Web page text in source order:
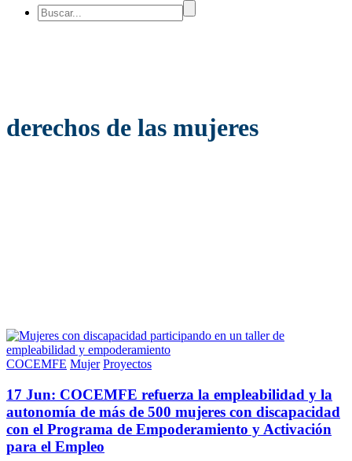
derechos de las mujeres
COCEMFE Mujer Proyectos
17 Jun: COCEMFE refuerza la empleabilidad y la
autonomía de más de 500 mujeres con discapacidad
con el Programa de Empoderamiento y Activación
para el Empleo